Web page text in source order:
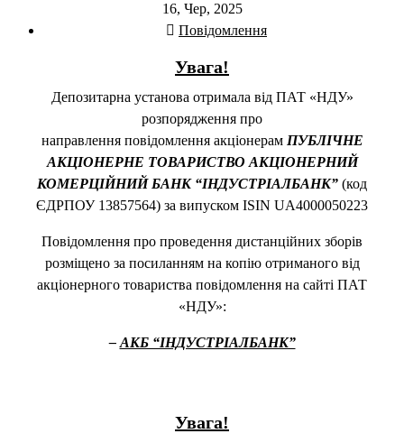
16, Чер, 2025
Повідомлення
Увага!
Депозитарна установа отримала від ПАТ «НДУ»
розпорядження про
направлення повідомлення акціонерам ПУБЛІЧНЕ
АКЦІОНЕРНЕ ТОВАРИСТВО АКЦІОНЕРНИЙ
КОМЕРЦІЙНИЙ БАНК “ІНДУСТРІАЛБАНК” (код
ЄДРПОУ 13857564) за випуском ISIN UA4000050223
Повідомлення про проведення дистанційних зборів
розміщено за посиланням на копію отриманого від
акціонерного товариства повідомлення на сайті ПАТ
«НДУ»:
– АКБ “ІНДУСТРІАЛБАНК”
Увага!